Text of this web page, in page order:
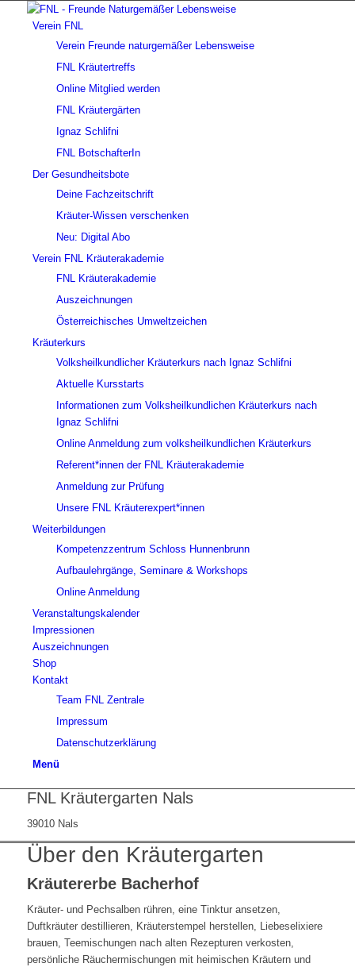
Verein FNL
Verein Freunde naturgemäßer Lebensweise
FNL Kräutertreffs
Online Mitglied werden
FNL Kräutergärten
Ignaz Schlifni
FNL BotschafterIn
Der Gesundheitsbote
Deine Fachzeitschrift
Kräuter-Wissen verschenken
Neu: Digital Abo
Verein FNL Kräuterakademie
FNL Kräuterakademie
Auszeichnungen
Österreichisches Umweltzeichen
Kräuterkurs
Volksheilkundlicher Kräuterkurs nach Ignaz Schlifni
Aktuelle Kursstarts
Informationen zum Volksheilkundlichen Kräuterkurs nach
Ignaz Schlifni
Online Anmeldung zum volksheilkundlichen Kräuterkurs
Referent*innen der FNL Kräuterakademie
Anmeldung zur Prüfung
Unsere FNL Kräuterexpert*innen
Weiterbildungen
Kompetenzzentrum Schloss Hunnenbrunn
Aufbaulehrgänge, Seminare & Workshops
Online Anmeldung
Veranstaltungskalender
Impressionen
Auszeichnungen
Shop
Kontakt
Team FNL Zentrale
Impressum
Datenschutzerklärung
Menü
FNL Kräutergarten Nals
39010 Nals
Über den Kräutergarten
Kräutererbe Bacherhof
Kräuter- und Pechsalben rühren, eine Tinktur ansetzen,
Duftkräuter destillieren, Kräuterstempel herstellen, Liebeselixiere
brauen, Teemischungen nach alten Rezepturen verkosten,
persönliche Räuchermischungen mit heimischen Kräutern und